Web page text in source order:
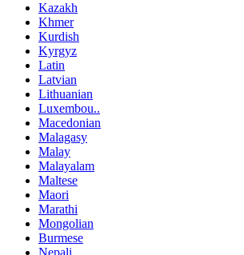
Kazakh
Khmer
Kurdish
Kyrgyz
Latin
Latvian
Lithuanian
Luxembou..
Macedonian
Malagasy
Malay
Malayalam
Maltese
Maori
Marathi
Mongolian
Burmese